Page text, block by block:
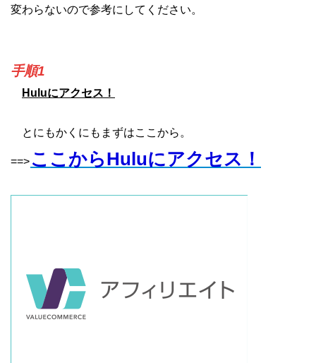
変わらないので参考にしてください。
手順1
Huluにアクセス！
とにもかくにもまずはここから。
==> ここからHuluにアクセス！